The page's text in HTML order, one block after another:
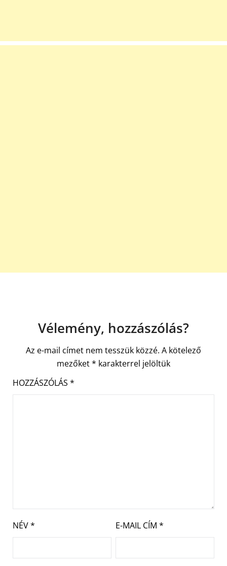
Vélemény, hozzászólás?
Az e-mail címet nem tesszük közzé. A kötelező
mezőket* karakterrel jelöltük
HOZZÁSZÓLÁS *
NÉV* E-MAIL CÍM *